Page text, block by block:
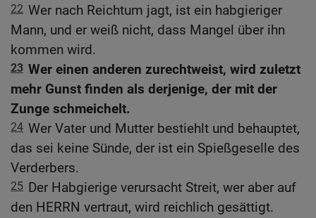
22 Wer nach Reichtum jagt, ist ein habgieriger
Mann, und er weiß nicht, dass Mangel über ihn
kommen wird.
23 Wer einen anderen zurechtweist, wird zuletzt
mehr Gunst finden als derjenige, der mit der
Zunge schmeichelt.
24 Wer Vater und Mutter bestiehlt und behauptet,
das sei keine Sünde, der ist ein Spießgeselle des
Verderbers.
25 Der Habgierige verursacht Streit, wer aber auf
den HERRN vertraut, wird reichlich gesättigt.